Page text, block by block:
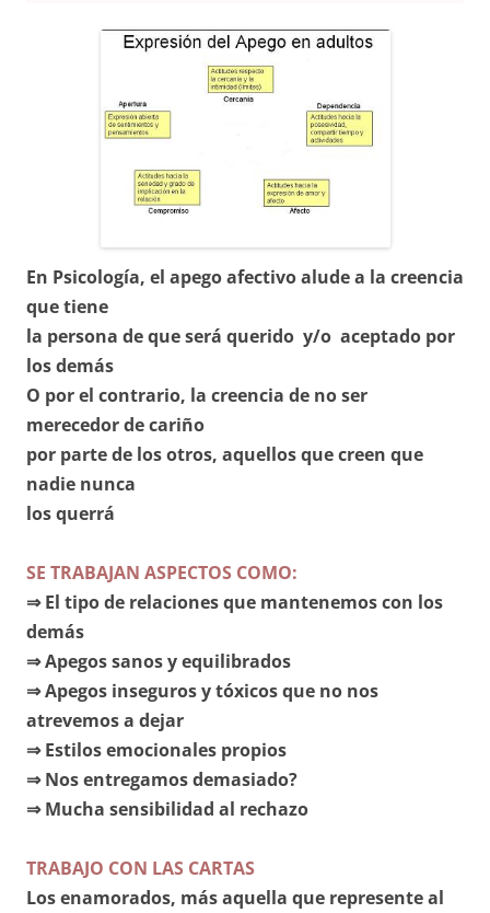
En Psicología, el apego afectivo alude a la creencia
que tiene
la persona de que será querido y/o aceptado por
los demás
O por el contrario, la creencia de no ser
merecedor de cariño
por parte de los otros, aquellos que creen que
nadie nunca
los querrá
SE TRABAJAN ASPECTOS COMO:
⇒ El tipo de relaciones que mantenemos con los
demás
⇒ Apegos sanos y equilibrados
⇒ Apegos inseguros y tóxicos que no nos
atrevemos a dejar
⇒ Estilos emocionales propios
⇒ Nos entregamos demasiado?
⇒ Mucha sensibilidad al rechazo
TRABAJO CON LAS CARTAS
Los enamorados, más aquella que represente al